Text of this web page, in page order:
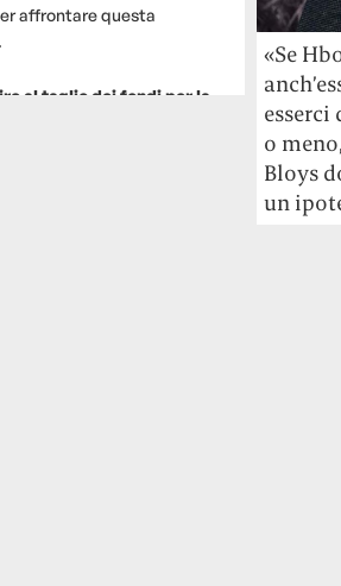
affrontare questa
al taglio dei fondi per la
«Se
o
Bloys
un